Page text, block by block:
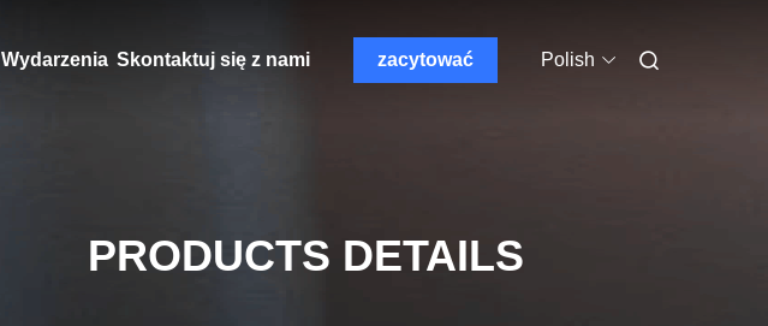
Wydarzenia Skontaktuj się z nami zacytować Polish
PRODUCTS DETAILS